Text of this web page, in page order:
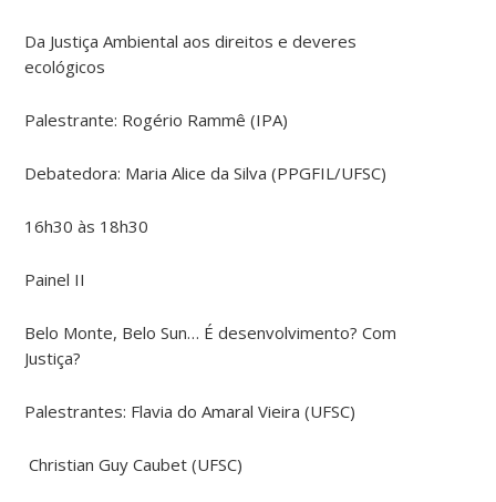
Da Justiça Ambiental aos direitos e deveres
ecológicos
Palestrante: Rogério Rammê (IPA)
Debatedora: Maria Alice da Silva (PPGFIL/UFSC)
16h30 às 18h30
Painel II
Belo Monte, Belo Sun… É desenvolvimento? Com
Justiça?
Palestrantes: Flavia do Amaral Vieira (UFSC)
​​ Christian Guy Caubet (UFSC) ​